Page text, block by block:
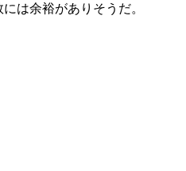
は余裕がありそうだ。